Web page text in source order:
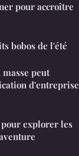
pour accroître
bobos de l'été
peut
d'entreprise
explorer les